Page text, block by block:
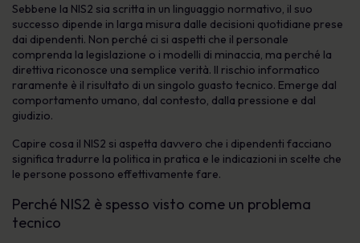
Sebbene la NIS2 sia scritta in un linguaggio normativo, il suo
successo dipende in larga misura dalle decisioni quotidiane prese
dai dipendenti. Non perché ci si aspetti che il personale
comprenda la legislazione o i modelli di minaccia, ma perché la
direttiva riconosce una semplice verità. Il rischio informatico
raramente è il risultato di un singolo guasto tecnico. Emerge dal
comportamento umano, dal contesto, dalla pressione e dal
giudizio.
Capire cosa il NIS2 si aspetta davvero che i dipendenti facciano
significa tradurre la politica in pratica e le indicazioni in scelte che
le persone possono effettivamente fare.
Perché NIS2 è spesso visto come un problema
tecnico